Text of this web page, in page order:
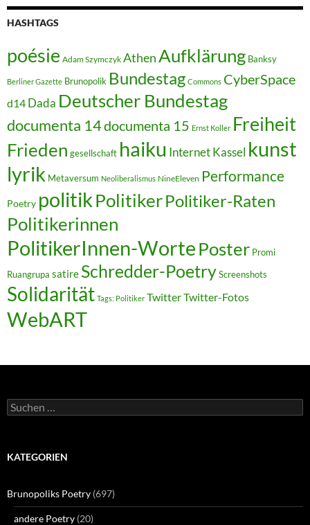
HASHTAGS
poésie Adam Szymczyk AthenAufklärung Banksy
Berliner Gazette Brunopolik Bundestag Commons CyberSpace
d14 Dada Deutscher Bundestag
documenta 14documenta 15 Ernst Koller Freiheit
Frieden gesellschaft haiku InternetKassel kunst
lyrik Metaversum Neoliberalismus NineEleven Performance
Poetry politikPolitikerPolitiker-Raten
Politikerinnen
PolitikerInnen-Worte Poster Promi
Ruangrupa satire Schredder-PoetryScreenshots
Solidarität Tags: Politiker TwitterTwitter-Fotos
WebART
Suchen
nach:
KATEGORIEN
Brunopoliks Poetry (697)
andere Poetry (20)